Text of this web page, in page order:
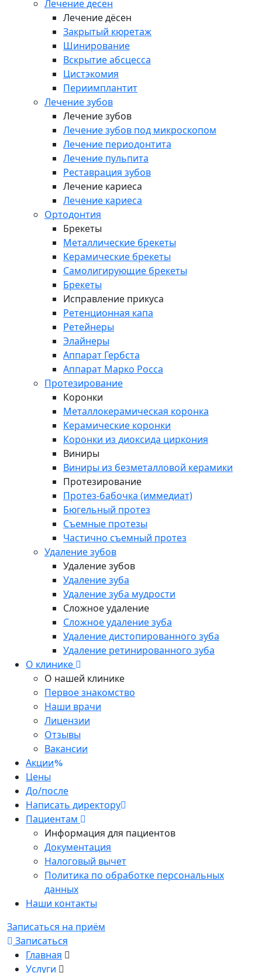
Лечение десен
Лечение дёсен
Закрытый кюретаж
Шинирование
Вскрытие абсцесса
Цистэкомия
Периимплантит
Лечение зубов
Лечение зубов
Лечение зубов под микроскопом
Лечение периодонтита
Лечение пульпита
Реставрация зубов
Лечение кариеса
Лечение кариеса
Ортодонтия
Брекеты
Металлические брекеты
Керамические брекеты
Самолигирующие брекеты
Брекеты
Исправление прикуса
Ретенционная капа
Ретейнеры
Элайнеры
Аппарат Гербста
Аппарат Марко Росса
Протезирование
Коронки
Металлокерамическая коронка
Керамические коронки
Коронки из диоксида циркония
Виниры
Виниры из безметалловой керамики
Протезирование
Протез-бабочка (иммедиат)
Бюгельный протез
Съемные протезы
Частично съемный протез
Удаление зубов
Удаление зубов
Удаление зуба
Удаление зуба мудрости
Сложное удаление
Сложное удаление зуба
Удаление дистопированного зуба
Удаление ретинированного зуба
О клинике
О нашей клинике
Первое знакомство
Наши врачи
Лицензии
Отзывы
Вакансии
Акции
Цены
До/после
Написать директору
Пациентам
Информация для пациентов
Документация
Налоговый вычет
Политика по обработке персональных
данных
Наши контакты
Записаться на приём
Записаться
Главная
Услуги